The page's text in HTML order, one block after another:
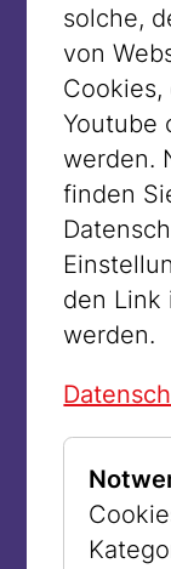
Rudi
solche,
von
Youtube
werden.
finden
den Link
werden.